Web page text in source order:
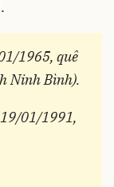
1965, quê
Ninh Bình).
01/1991,